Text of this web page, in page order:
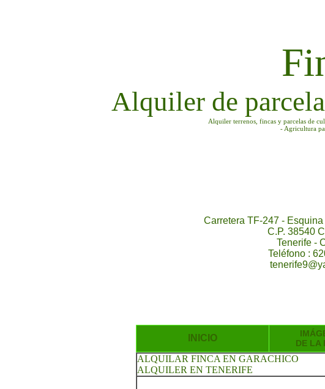
Alquiler de
Alquiler terrenos, fincas y parcelas de
- Agricultura
Carretera TF-247 -
C.P. 38540
Tenerife -
Teléfono :
INICIO
DE LA
ALQUILAR FINCA EN GARACHICO
ALQUILER EN TENERIFE